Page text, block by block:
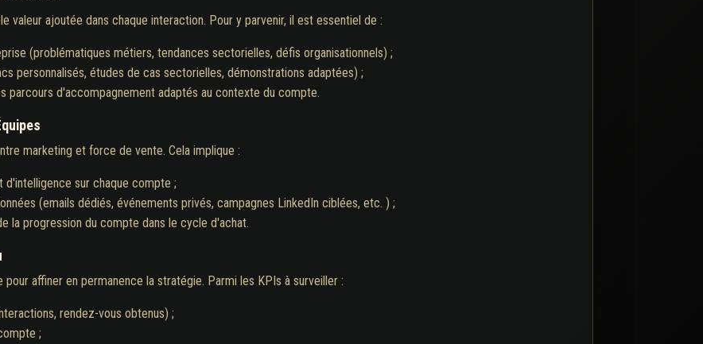
valeur ajoutée dans chaque interaction. Pour y parvenir, il est essentiel de :
(problématiques métiers, tendances sectorielles, défis organisationnels) ;
personnalisés, études de cas sectorielles, démonstrations adaptées) ;
d'accompagnement adaptés au contexte du compte.
marketing et force de vente. Cela implique :
sur chaque compte ;
(emails dédiés, événements privés, campagnes LinkedIn ciblées, etc. ) ;
la progression du compte dans le cycle d'achat.
affiner en permanence la stratégie. Parmi les KPIs à surveiller :
rendez-vous obtenus) ;
;